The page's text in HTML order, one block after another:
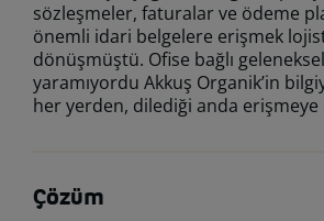
sözleşmeler, faturalar ve ödeme
önemli idari belgelere erişmek
dönüşmüştü. Ofise bağlı
yaramıyordu Akkuş Organik’in
her yerden, dilediği anda erişmeye
Çözüm